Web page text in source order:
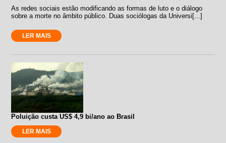
As redes sociais estão modificando as formas de luto e o diálogo
sobre a morte no âmbito público. Duas sociólogas da Universi[...]
LER MAIS
Poluição custa US$ 4,9 bi/ano ao Brasil
LER MAIS